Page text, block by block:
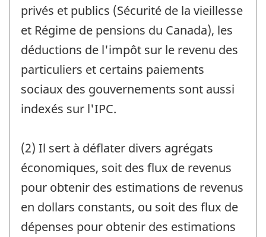
privés et publics (Sécurité de la vieillesse
et Régime de pensions du Canada), les
déductions de l'impôt sur le revenu des
particuliers et certains paiements
sociaux des gouvernements sont aussi
indexés sur l'IPC.
(2) Il sert à déflater divers agrégats
économiques, soit des flux de revenus
pour obtenir des estimations de revenus
en dollars constants, ou soit des flux de
dépenses pour obtenir des estimations